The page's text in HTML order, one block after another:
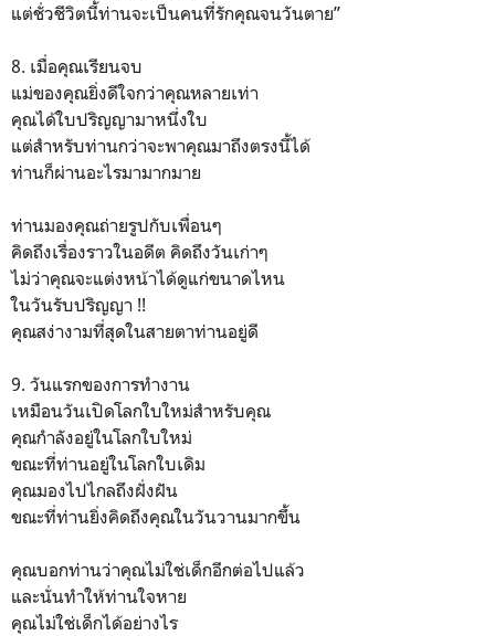
แต่ชั่วชีวิตนี้ท่านจะเป็นคนที่รักคุณจนวันตาย”
8. เมื่อคุณเรียนจบ
แม่ของคุณยิ่งดีใจกว่าคุณหลายเท่า
คุณได้ใบปริญญามาหนึ่งใบ
แต่สำหรับท่านกว่าจะพาคุณมาถึงตรงนี้ได้
ท่านก็ผ่านอะไรมามากมาย
ท่านมองคุณถ่ายรูปกับเพื่อนๆ
คิดถึงเรื่องราวในอดีต คิดถึงวันเก่าๆ
ไม่ว่าคุณจะแต่งหน้าได้ดูแก่ขนาดไหน
ในวันรับปริญญา !!
คุณสง่างามที่สุดในสายตาท่านอยู่ดี
9. วันแรกของการทำงาน
เหมือนวันเปิดโลกใบใหม่สำหรับคุณ
คุณกำลังอยู่ในโลกใบใหม่
ขณะที่ท่านอยู่ในโลกใบเดิม
คุณมองไปไกลถึงฝั่งฝัน
ขณะที่ท่านยิ่งคิดถึงคุณในวันวานมากขึ้น
คุณบอกท่านว่าคุณไม่ใช่เด็กอีกต่อไปแล้ว
และนั่นทำให้ท่านใจหาย
คุณไม่ใช่เด็กได้อย่างไร